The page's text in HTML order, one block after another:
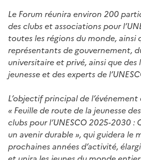
Le Forum réunira environ 200
des clubs et associations pour
toutes les régions du monde, ainsi
représentants de gouvernement,
universitaire et privé, ainsi que des
jeunesse et des experts de
L’objectif principal de l’événement
« Feuille de route de la jeunesse
clubs pour l’UNESCO 2025-2030 :
un avenir durable », qui guidera le
prochaines années d’activité,